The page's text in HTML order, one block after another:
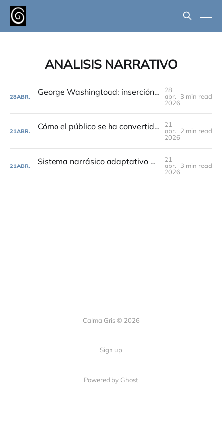
ANALISIS NARRATIVO
28ABR. George Washingtoad: inserción simbólica y soft power en estado maduro
28
abr.
2026
3 min read
21ABR. Cómo el público se ha convertido en parte del sistema de Hollywood
21
abr.
2026
2 min read
21ABR. Sistema narrásico adaptativo de co-producción (SNACP)
21
abr.
2026
3 min read
Calma Gris © 2026
Sign up
Powered by Ghost